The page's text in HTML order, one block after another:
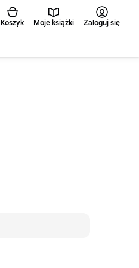
Koszyk Moje książki Zaloguj się